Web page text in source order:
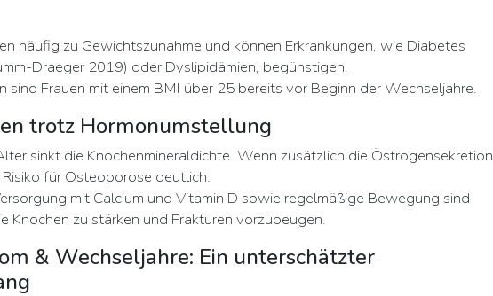
häufig zu Gewichtszunahme und können Erkrankungen, wie Diabetes
Draeger 2019) oder Dyslipidämien, begünstigen.
sind Frauen mit einem BMI über 25 bereits vor Beginn der Wechseljahre.
trotz Hormonumstellung
sinkt die Knochenmineraldichte. Wenn zusätzlich die Östrogensekretion
für Osteoporose deutlich.
mit Calcium und Vitamin D sowie regelmäßige Bewegung sind
Knochen zu stärken und Frakturen vorzubeugen.
& Wechseljahre: Ein unterschätzter